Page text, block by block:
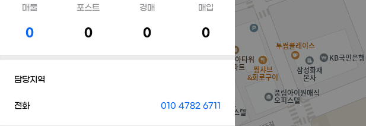
매물
0
포스트
0
경매
0
매입
0
담당지역
전화 010 4782 6711